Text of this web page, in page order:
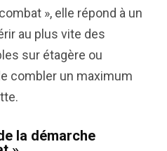
», elle répond à un
au plus vite des
sur étagère ou
combler un maximum
la démarche